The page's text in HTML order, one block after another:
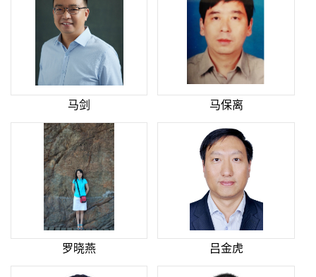
马剑 马保离
罗晓燕 吕金虎